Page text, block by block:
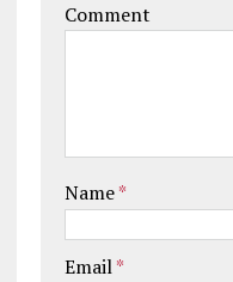
Comment
Name*
Email*